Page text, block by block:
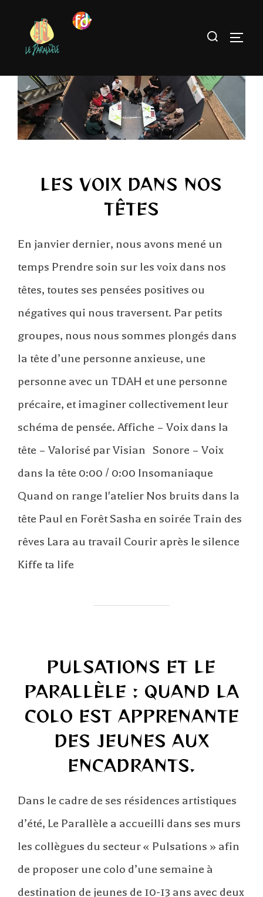
LES VOIX DANS NOS
TÊTES
En janvier dernier, nous avons mené un
temps Prendre soin sur les voix dans nos
têtes, toutes ses pensées positives ou
négatives qui nous traversent. Par petits
groupes, nous nous sommes plongés dans
la tête d’une personne anxieuse, une
personne avec un TDAH et une personne
précaire, et imaginer collectivement leur
schéma de pensée. Affiche – Voix dans la
tête – Valorisé par Visian Sonore – Voix
dans la tête 0:00 / 0:00 Insomaniaque
Quand on range l'atelier Nos bruits dans la
tête Paul en Forêt Sasha en soirée Train des
rêves Lara au travail Courir après le silence
Kiffe ta life
PULSATIONS ET LE
PARALLÈLE : QUAND LA
COLO EST APPRENANTE
DES JEUNES AUX
ENCADRANTS.
Dans le cadre de ses résidences artistiques
d’été, Le Parallèle a accueilli dans ses murs
les collègues du secteur « Pulsations » afin
de proposer une colo d’une semaine à
destination de jeunes de 10-13 ans avec deux